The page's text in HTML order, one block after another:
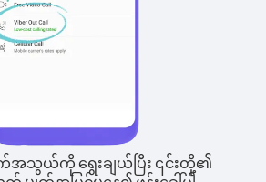
အသွယ်ကို ရွေးချယ်ပြီး ၎င်းတို့၏